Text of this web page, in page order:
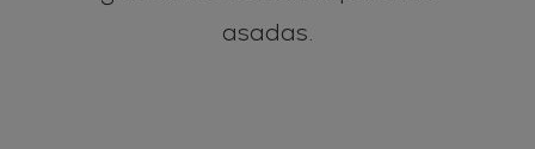
asadas.